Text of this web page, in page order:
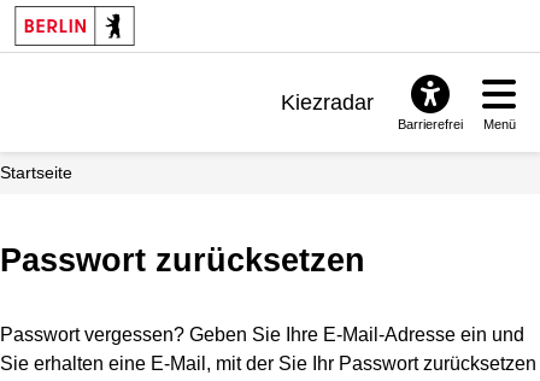
Kiezradar
Barrierefrei Menü
Startseite
Passwort zurücksetzen
Passwort vergessen? Geben Sie Ihre E-Mail-Adresse ein und
Sie erhalten eine E-Mail, mit der Sie Ihr Passwort zurücksetzen